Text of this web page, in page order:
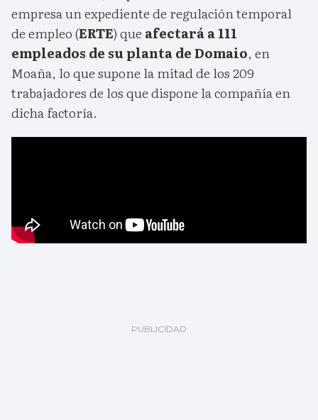
empresa un expediente de regulación temporal
de empleo (ERTE) que afectará a 111
empleados de su planta de Domaio, en
Moaña, lo que supone la mitad de los 209
trabajadores de los que dispone la compañía en
dicha factoría.